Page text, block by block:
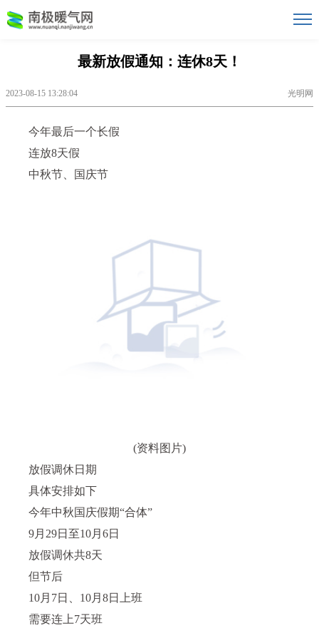
最新放假通知：连休8天！
2023-08-15 13:28:04 光明网
今年最后一个长假
连放8天假
中秋节、国庆节
(资料图片)
放假调休日期
具体安排如下
今年中秋国庆假期“合体”
9月29日至10月6日
放假调休共8天
但节后
10月7日、10月8日上班
需要连上7天班